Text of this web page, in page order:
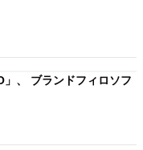
、 ブランドフィロソフ